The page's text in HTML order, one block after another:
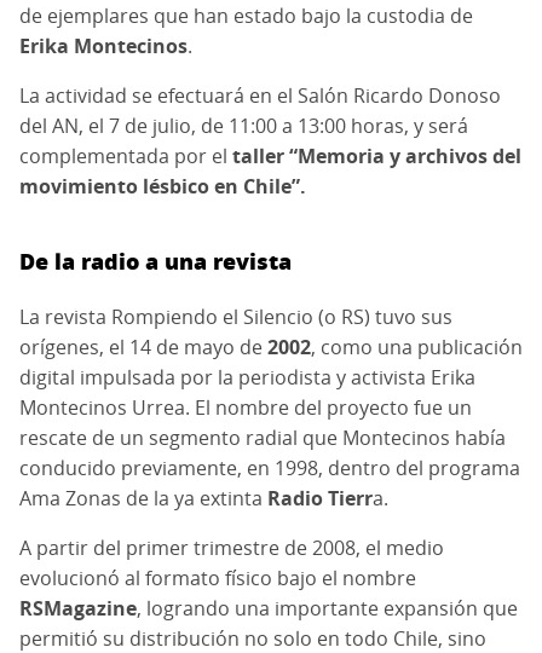
de ejemplares que han estado bajo la custodia de
Erika Montecinos.
La actividad se efectuará en el Salón Ricardo Donoso
del AN, el 7 de julio, de 11:00 a 13:00 horas, y será
complementada por el taller “Memoria y archivos del
movimiento lésbico en Chile”.
De la radio a una revista
La revista Rompiendo el Silencio (o RS) tuvo sus
orígenes, el 14 de mayo de2002, como una publicación
digital impulsada por la periodista y activista Erika
Montecinos Urrea. El nombre del proyecto fue un
rescate de un segmento radial que Montecinos había
conducido previamente, en 1998, dentro del programa
Ama Zonas de la ya extinta Radio Tierra.
A partir del primer trimestre de 2008, el medio
evolucionó al formato físico bajo el nombre
RSMagazine, logrando una importante expansión que
permitió su distribución no solo en todo Chile, sino